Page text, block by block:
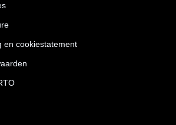
en cookiestatement